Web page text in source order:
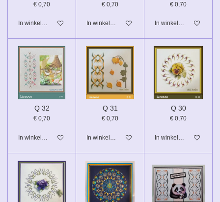
€ 0,70
In winkelwagen
€ 0,70
In winkelwagen
€ 0,70
In winkelwagen
Q 32
€ 0,70
In winkelwagen
Q 31
€ 0,70
In winkelwagen
Q 30
€ 0,70
In winkelwagen